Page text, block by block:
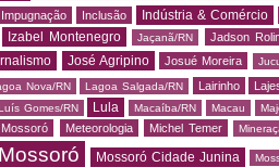
Impugnação Inclusão Indústria & Comércio
Izabel Montenegro Jaçanã/RN Jadson
José Agripino Josué Moreira
Nova/RN Lagoa Salgada/RN Lairinho
Gomes/RN Lula Macaíba/RN Macau
Meteorologia Michel Temer
Mossoró Mossoró Cidade Junina